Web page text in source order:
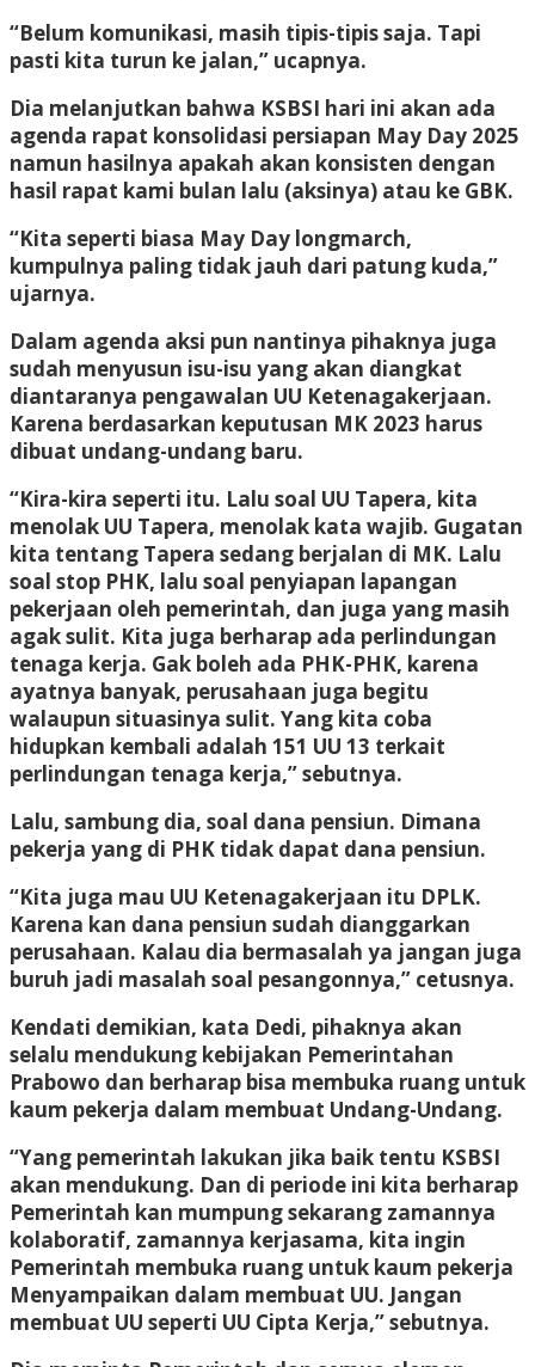
“Belum komunikasi, masih tipis-tipis saja. Tapi
pasti kita turun ke jalan,” ucapnya.
Dia melanjutkan bahwa KSBSI hari ini akan ada
agenda rapat konsolidasi persiapan May Day 2025
namun hasilnya apakah akan konsisten dengan
hasil rapat kami bulan lalu (aksinya) atau ke GBK.
“Kita seperti biasa May Day longmarch,
kumpulnya paling tidak jauh dari patung kuda,”
ujarnya.
Dalam agenda aksi pun nantinya pihaknya juga
sudah menyusun isu-isu yang akan diangkat
diantaranya pengawalan UU Ketenagakerjaan.
Karena berdasarkan keputusan MK 2023 harus
dibuat undang-undang baru.
“Kira-kira seperti itu. Lalu soal UU Tapera, kita
menolak UU Tapera, menolak kata wajib. Gugatan
kita tentang Tapera sedang berjalan di MK. Lalu
soal stop PHK, lalu soal penyiapan lapangan
pekerjaan oleh pemerintah, dan juga yang masih
agak sulit. Kita juga berharap ada perlindungan
tenaga kerja. Gak boleh ada PHK-PHK, karena
ayatnya banyak, perusahaan juga begitu
walaupun situasinya sulit. Yang kita coba
hidupkan kembali adalah 151 UU 13 terkait
perlindungan tenaga kerja,” sebutnya.
Lalu, sambung dia, soal dana pensiun. Dimana
pekerja yang di PHK tidak dapat dana pensiun.
“Kita juga mau UU Ketenagakerjaan itu DPLK.
Karena kan dana pensiun sudah dianggarkan
perusahaan. Kalau dia bermasalah ya jangan juga
buruh jadi masalah soal pesangonnya,” cetusnya.
Kendati demikian, kata Dedi, pihaknya akan
selalu mendukung kebijakan Pemerintahan
Prabowo dan berharap bisa membuka ruang untuk
kaum pekerja dalam membuat Undang-Undang.
“Yang pemerintah lakukan jika baik tentu KSBSI
akan mendukung. Dan di periode ini kita berharap
Pemerintah kan mumpung sekarang zamannya
kolaboratif, zamannya kerjasama, kita ingin
Pemerintah membuka ruang untuk kaum pekerja
Menyampaikan dalam membuat UU. Jangan
membuat UU seperti UU Cipta Kerja,” sebutnya.